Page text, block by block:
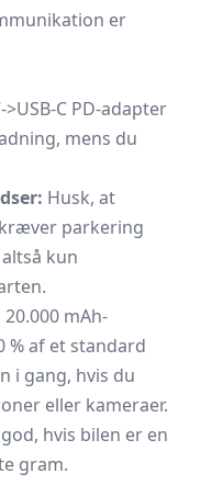
er
>USB-C PD-adapter
mens du
Husk, at
parkering
kun
20.000 mAh-
af et standard
i gang, hvis du
eller kameraer.
hvis bilen er en
gram.